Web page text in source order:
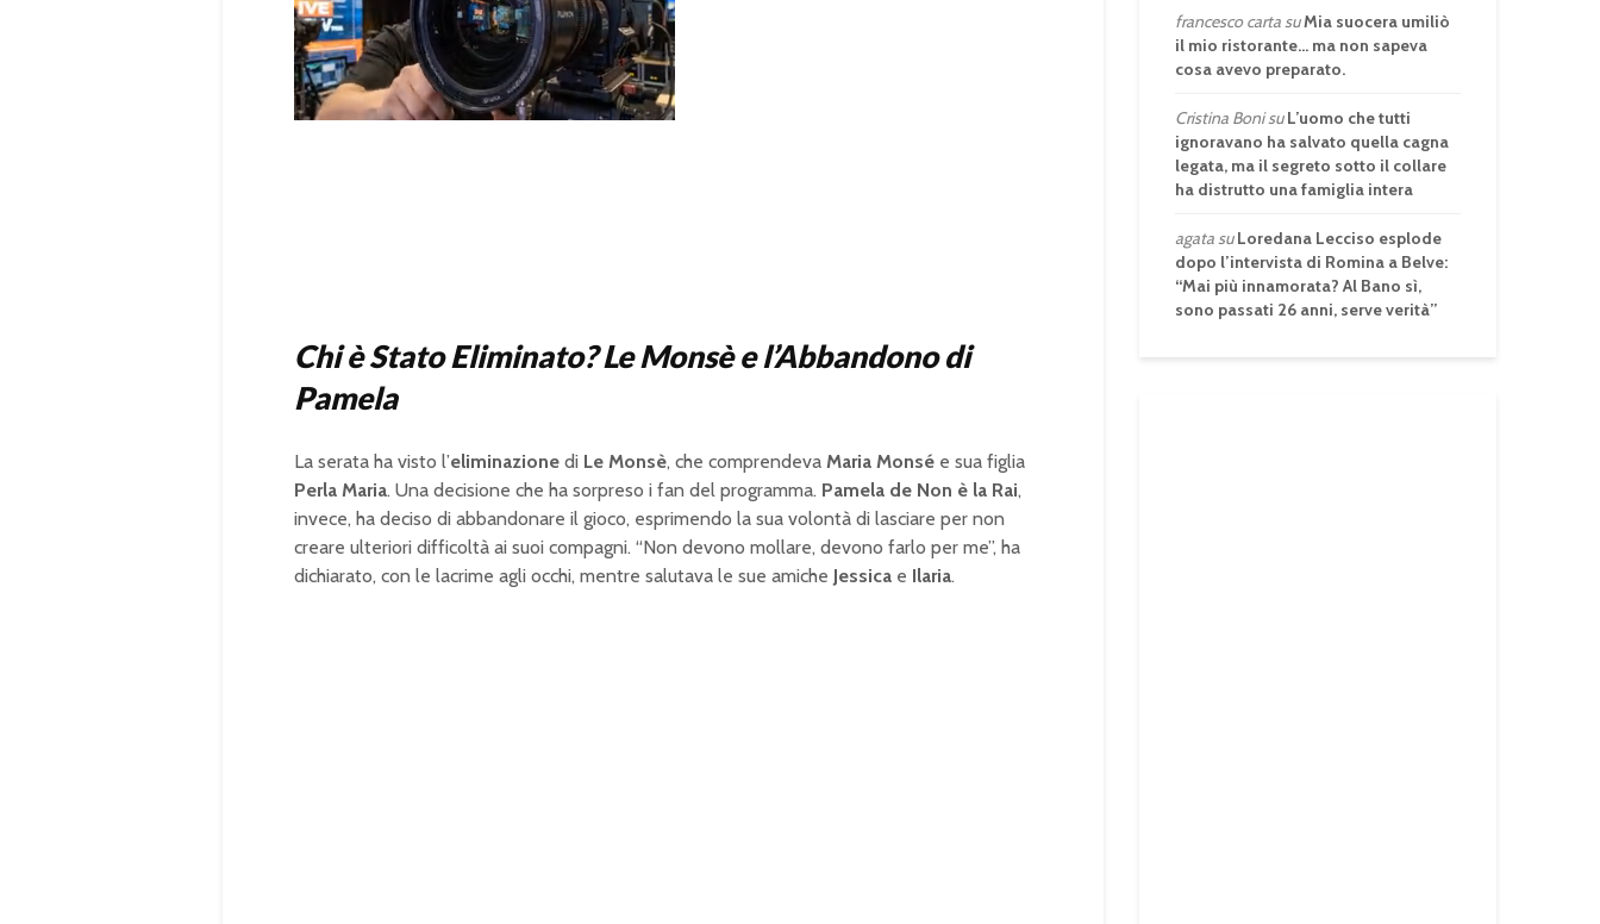
U
o
Chi è Stato Eliminato? Le Monsè e l’Abbandono di
Pamela
La serata ha visto l’eliminazione di Le Monsè, che comprendeva Maria Monsé e sua figlia
Perla Maria. Una decisione che ha sorpreso i fan del programma. Pamela de Non è la Rai,
invece, ha deciso di abbandonare il gioco, esprimendo la sua volontà di lasciare per non
creare ulteriori difficoltà ai suoi compagni. “Non devono mollare, devono farlo per me”, ha
dichiarato, con le lacrime agli occhi, mentre salutava le sue amiche Jessica e Ilaria.
francesco cartasuMia suocera umiliò
il mio ristorante… ma non sapeva
cosa avevo preparato.
Cristina BonisuL’uomo che tutti
ignoravano ha salvato quella cagna
legata, ma il segreto sotto il collare
ha distrutto una famiglia intera
agatasuLoredana Lecciso esplode
dopo l’intervista di Romina a Belve:
“Mai più innamorata? Al Bano sì,
sono passati 26 anni, serve verità”